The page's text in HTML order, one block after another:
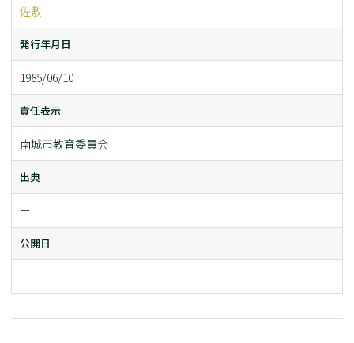
佐敷
発行年月日
1985/06/10
責任表示
南城市教育委員会
出典
ー
公開日
ー